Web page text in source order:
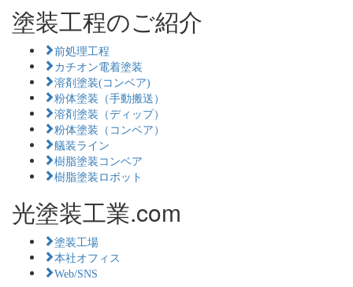
塗装工程のご紹介
前処理工程
カチオン電着塗装
溶剤塗装(コンベア)
粉体塗装（手動搬送）
溶剤塗装（ディップ）
粉体塗装（コンベア）
艤装ライン
樹脂塗装コンベア
樹脂塗装ロボット
光塗装工業.com
塗装工場
本社オフィス
Web/SNS